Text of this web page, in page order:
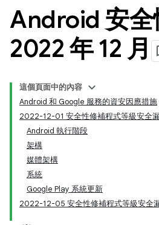
Android 安全
2022 年 12 月
這個頁面中的內容
Android 和 Google 服務的資安因應措施
2022-12-01 安全性修補程式等級安全
Android 執行階段
架構
媒體架構
系統
Google Play 系統更新
2022-12-05 安全性修補程式等級安全